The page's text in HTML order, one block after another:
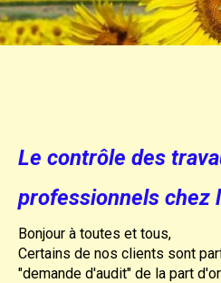
Le contrôle des
professionnels chez
Bonjour à toutes et tous,
Certains de nos clients sont
"demande d'audit" de la part